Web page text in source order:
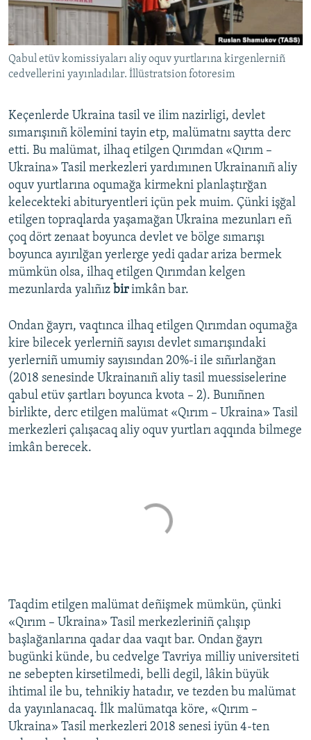
Русский
Українською
RFE/RS bütün saytları
Qabul etüv komissiyaları aliy oquv yurtlarına kirgenlerniñ
cedvellerini yayınladılar. İllüstratsion fotoresim
Keçenlerde Ukraina tasil ve ilim nazirligi, devlet
sımarışınıñ kölemini tayin etp, malümatnı saytta derc
etti. Bu malümat, ilhaq etilgen Qırımdan «Qırım –
Ukraina» Tasil merkezleri yardımınen Ukrainanıñ aliy
oquv yurtlarına oqumağa kirmekni planlaştırğan
kelecekteki abituryentleri içün pek muim. Çünki işğal
etilgen topraqlarda yaşamağan Ukraina mezunları eñ
çoq dört zenaat boyunca devlet ve bölge sımarışı
boyunca ayırılğan yerlerge yedi qadar ariza bermek
mümkün olsa, ilhaq etilgen Qırımdan kelgen
mezunlarda yalıñız birimkân bar.
Ondan ğayrı, vaqtınca ilhaq etilgen Qırımdan oqumağa
kire bilecek yerlerniñ sayısı devlet sımarışındaki
yerlerniñ umumiy sayısından 20%-i ile sıñırlanğan
(2018 senesinde Ukrainanıñ aliy tasil muessiselerine
qabul etüv şartları boyunca kvota – 2). Bunıñnen
birlikte, derc etilgen malümat «Qırım – Ukraina» Tasil
merkezleri çalışacaq aliy oquv yurtları aqqında bilmege
imkân berecek.
Taqdim etilgen malümat deñişmek mümkün, çünki
«Qırım – Ukraina» Tasil merkezleriniñ çalışıp
başlağanlarına qadar daa vaqıt bar. Ondan ğayrı
bugünki künde, bu cedvelge Tavriya milliy universiteti
ne sebepten kirsetilmedi, belli degil, lâkin büyük
ihtimal ile bu, tehnikiy hatadır, ve tezden bu malümat
da yayınlanacaq. İlk malümatqa köre, «Qırım –
Ukraina» Tasil merkezleri 2018 senesi iyün 4-ten